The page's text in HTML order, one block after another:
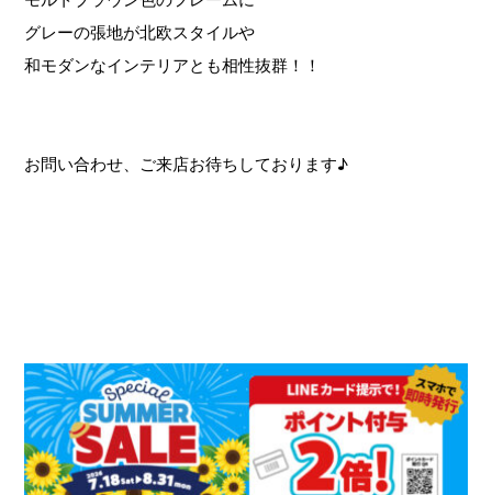
グレーの張地が北欧スタイルや
和モダンなインテリアとも相性抜群！！
お問い合わせ、ご来店お待ちしております♪